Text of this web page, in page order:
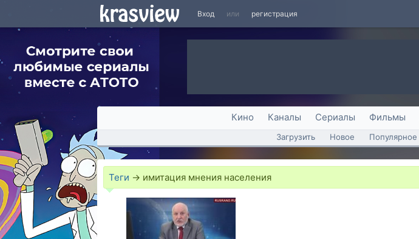
Вход или регистрация
Кино Каналы Сериалы Фильмы
Загрузить Новое Популярное
Теги → имитация мнения населения